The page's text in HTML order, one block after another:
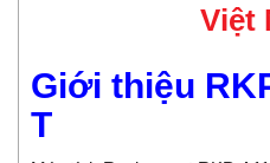
Việt
Giới thiệu
T